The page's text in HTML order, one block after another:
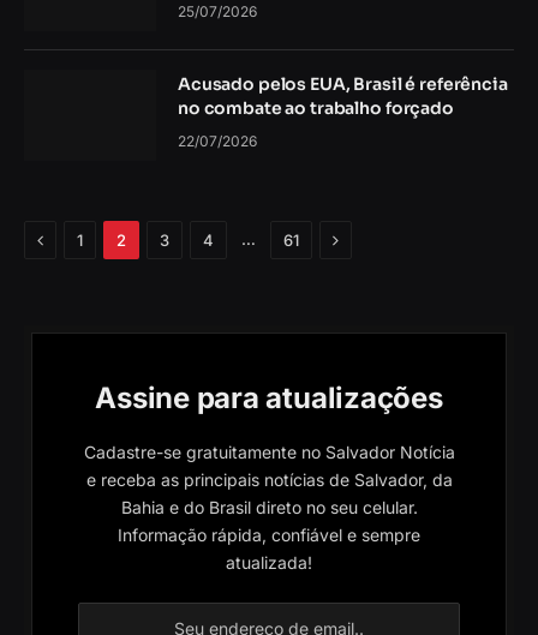
25/07/2026
Acusado pelos EUA, Brasil é referência
no combate ao trabalho forçado
22/07/2026
Anterior
1 2 3 4 … 61 Próximo
Assine para atualizações
Cadastre-se gratuitamente no Salvador Notícia
e receba as principais notícias de Salvador, da
Bahia e do Brasil direto no seu celular.
Informação rápida, confiável e sempre
atualizada!